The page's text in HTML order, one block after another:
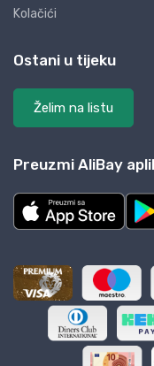
Kolačići
Ostani u tijeku
Želim na listu
Preuzmi AliBay